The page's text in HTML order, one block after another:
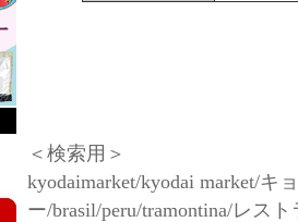
＜検索用＞
kyodaimarket/kyodai market/
ー/brasil/peru/tramontina/レ